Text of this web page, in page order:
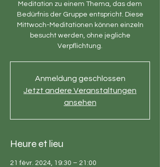
Meditation zu einem Thema, das dem
Bedürfnis der Gruppe entspricht. Diese
Mittwoch-Meditationen können einzeln
besucht werden, ohne jegliche
Verpflichtung.
Anmeldung geschlossen
Jetzt andere Veranstaltungen
ansehen
Heure et lieu
21 févr. 2024, 19:30 – 21:00